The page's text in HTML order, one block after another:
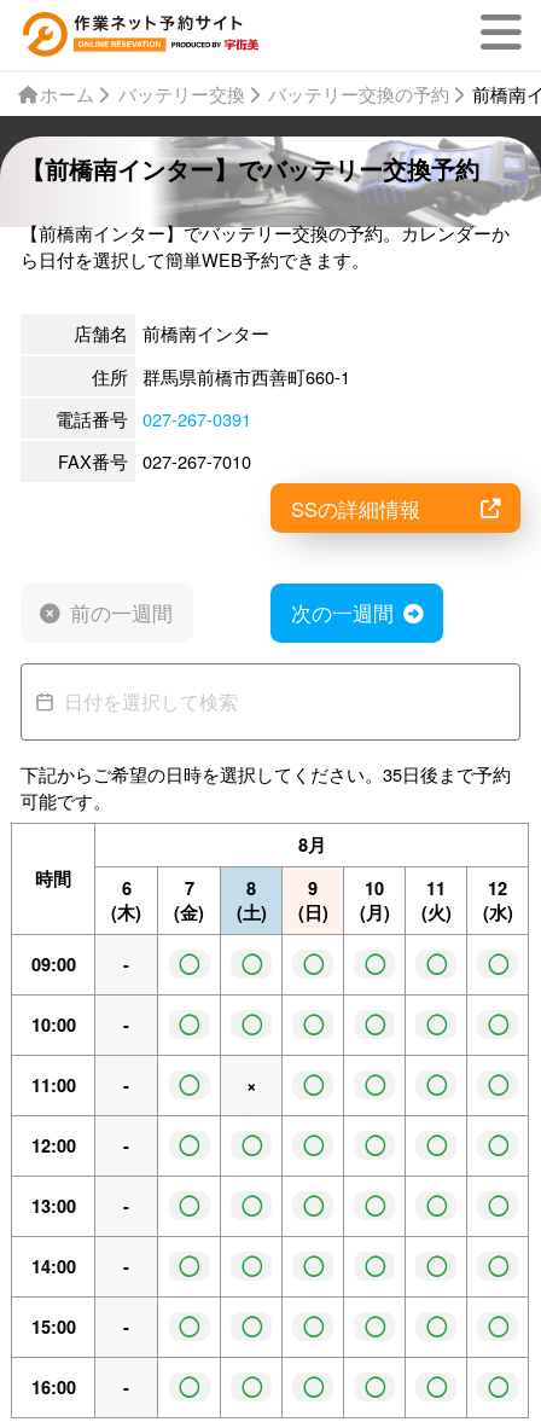
ホーム バッテリー交換 バッテリー交換の予約 前橋南
【前橋南インター】でバッテリー交換予約
【前橋南インター】でバッテリー交換の予約。カレンダーか
ら日付を選択して簡単WEB予約できます。
店舗名
前橋南インター
住所 群馬県前橋市西善町660-1
電話番号 027-267-0391
FAX番号 027-267-7010
SSの詳細情報
前の一週間 次の一週間
下記からご希望の日時を選択してください。35日後まで予約
可能です。
時間
8月
6
(木)
7
(金)
8
(土)
9
(日)
10
(月)
11
(火)
12
(水)
09:00 - ◯ ◯ ◯ ◯ ◯ ◯
10:00 - ◯ ◯ ◯ ◯ ◯ ◯
11:00 - ◯ × ◯ ◯ ◯ ◯
12:00 - ◯ ◯ ◯ ◯ ◯ ◯
13:00 - ◯ ◯ ◯ ◯ ◯ ◯
14:00 - ◯ ◯ ◯ ◯ ◯ ◯
15:00 - ◯ ◯ ◯ ◯ ◯ ◯
16:00 - ◯ ◯ ◯ ◯ ◯ ◯